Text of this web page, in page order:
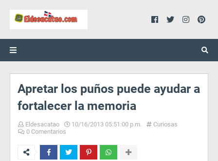
Apretar los puños puede ayudar a
fortalecer la memoria
Eldesacatao 10/16/2013 05:51:00 p.m.
Curiosas
0 Comentarios